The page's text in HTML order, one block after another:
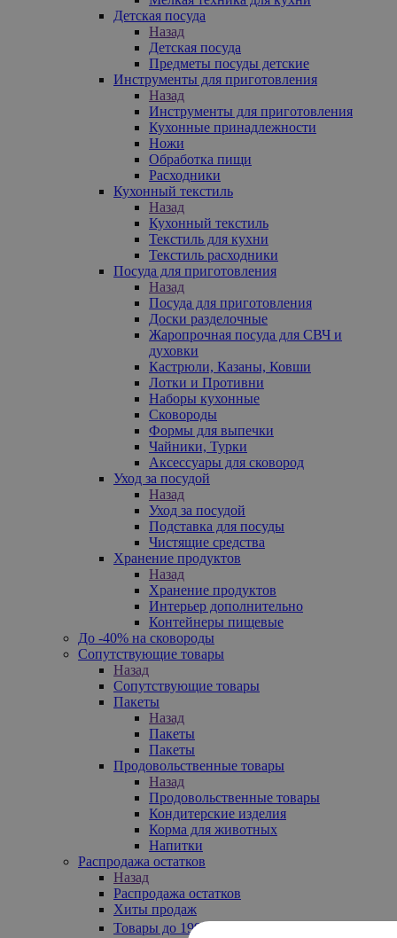
Детская посуда
Назад
Детская посуда
Предметы посуды детские
Инструменты для приготовления
Назад
Инструменты для приготовления
Кухонные принадлежности
Ножи
Обработка пищи
Расходники
Кухонный текстиль
Назад
Кухонный текстиль
Текстиль для кухни
Текстиль расходники
Посуда для приготовления
Назад
Посуда для приготовления
Доски разделочные
Жаропрочная посуда для СВЧ и
духовки
Кастрюли, Казаны, Ковши
Лотки и Противни
Наборы кухонные
Сковороды
Формы для выпечки
Чайники, Турки
Аксессуары для сковород
Уход за посудой
Назад
Уход за посудой
Подставка для посуды
Чистящие средства
Хранение продуктов
Назад
Хранение продуктов
Интерьер дополнительно
Контейнеры пищевые
До -40% на сковороды
Сопутствующие товары
Назад
Сопутствующие товары
Пакеты
Назад
Пакеты
Пакеты
Продовольственные товары
Назад
Продовольственные товары
Кондитерские изделия
Корма для животных
Напитки
Распродажа остатков
Назад
Распродажа остатков
Хиты продаж
Товары до 199₽